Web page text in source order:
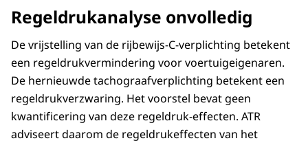
Regeldrukanalyse onvolledig
De vrijstelling van de rijbewijs-C-verplichting betekent
een regeldrukvermindering voor voertuigeigenaren.
De hernieuwde tachograafverplichting betekent een
regeldrukverzwaring. Het voorstel bevat geen
kwantificering van deze regeldruk-effecten. ATR
adviseert daarom de regeldrukeffecten van het